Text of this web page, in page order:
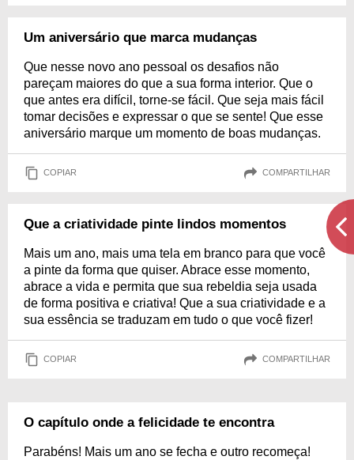
Um aniversário que marca mudanças
Que nesse novo ano pessoal os desafios não
pareçam maiores do que a sua forma interior. Que o
que antes era difícil, torne-se fácil. Que seja mais fácil
tomar decisões e expressar o que se sente! Que esse
aniversário marque um momento de boas mudanças.
COPIAR COMPARTILHAR
Que a criatividade pinte lindos momentos
Mais um ano, mais uma tela em branco para que você
a pinte da forma que quiser. Abrace esse momento,
abrace a vida e permita que sua rebeldia seja usada
de forma positiva e criativa! Que a sua criatividade e a
sua essência se traduzam em tudo o que você fizer!
COPIAR COMPARTILHAR
O capítulo onde a felicidade te encontra
Parabéns! Mais um ano se fecha e outro recomeça!